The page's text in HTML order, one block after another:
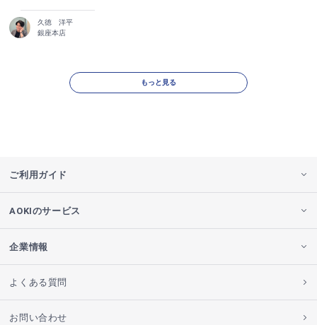
久徳 洋平
銀座本店
もっと見る
ご利用ガイド
AOKIのサービス
企業情報
よくある質問
お問い合わせ